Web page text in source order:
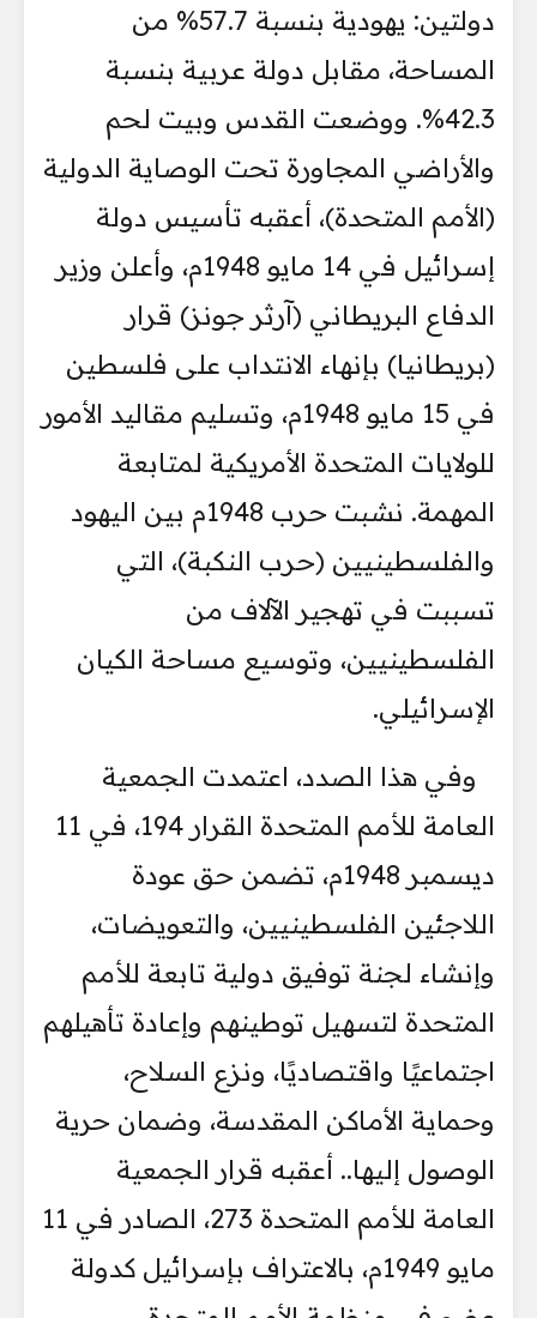
دولتين: يهودية بنسبة 57.7% من
المساحة، مقابل دولة عربية بنسبة
42.3%. ووضعت القدس وبيت لحم
والأراضي المجاورة تحت الوصاية الدولية
(الأمم المتحدة)، أعقبه تأسيس دولة
إسرائيل في 14 مايو 1948م، وأعلن وزير
الدفاع البريطاني (آرثر جونز) قرار
(بريطانيا) بإنهاء الانتداب على فلسطين
في 15 مايو 1948م، وتسليم مقاليد الأمور
للولايات المتحدة الأمريكية لمتابعة
المهمة. نشبت حرب 1948م بين اليهود
والفلسطينيين (حرب النكبة)، التي
تسببت في تهجير الآلاف من
الفلسطينيين، وتوسيع مساحة الكيان
الإسرائيلي.
وفي هذا الصدد، اعتمدت الجمعية
العامة للأمم المتحدة القرار 194، في 11
ديسمبر 1948م، تضمن حق عودة
اللاجئين الفلسطينيين، والتعويضات،
وإنشاء لجنة توفيق دولية تابعة للأمم
المتحدة لتسهيل توطينهم وإعادة تأهيلهم
اجتماعيًا واقتصاديًا، ونزع السلاح،
وحماية الأماكن المقدسة، وضمان حرية
الوصول إليها.. أعقبه قرار الجمعية
العامة للأمم المتحدة 273، الصادر في 11
مايو 1949م، بالاعتراف بإسرائيل كدولة